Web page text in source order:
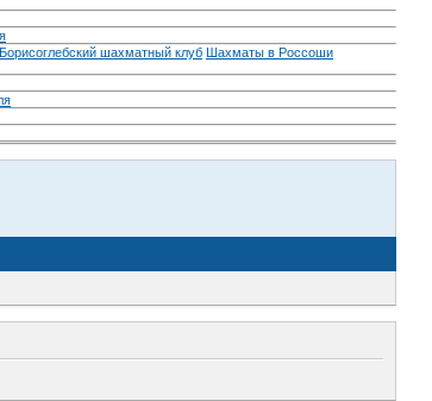
Борисоглебский шахматный клуб Шахматы в Россоши